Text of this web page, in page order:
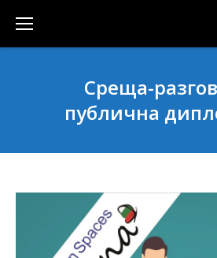
Среща-
публична